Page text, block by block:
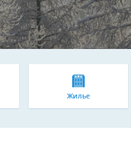
Жилье